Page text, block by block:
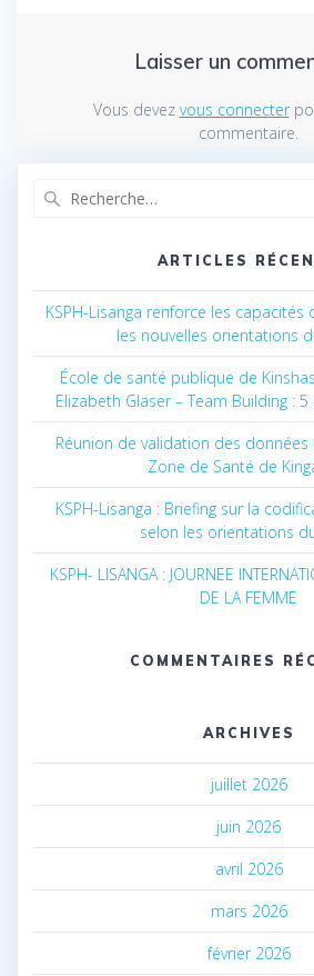
Laisser un
Vous devez vous connecter
commentaire.
ARTICLES
KSPH-Lisanga renforce les
les nouvelles orientations
École de santé publique de
Elizabeth Glaser – Team Building :
Réunion de validation des
Zone de Santé de
KSPH-Lisanga : Briefing sur la
selon les orientations
KSPH- LISANGA : JOURNEE
DE LA FEMME
COMMENTAIRES
ARCHIVES
juillet 2026
juin 2026
avril 2026
mars 2026
février 2026